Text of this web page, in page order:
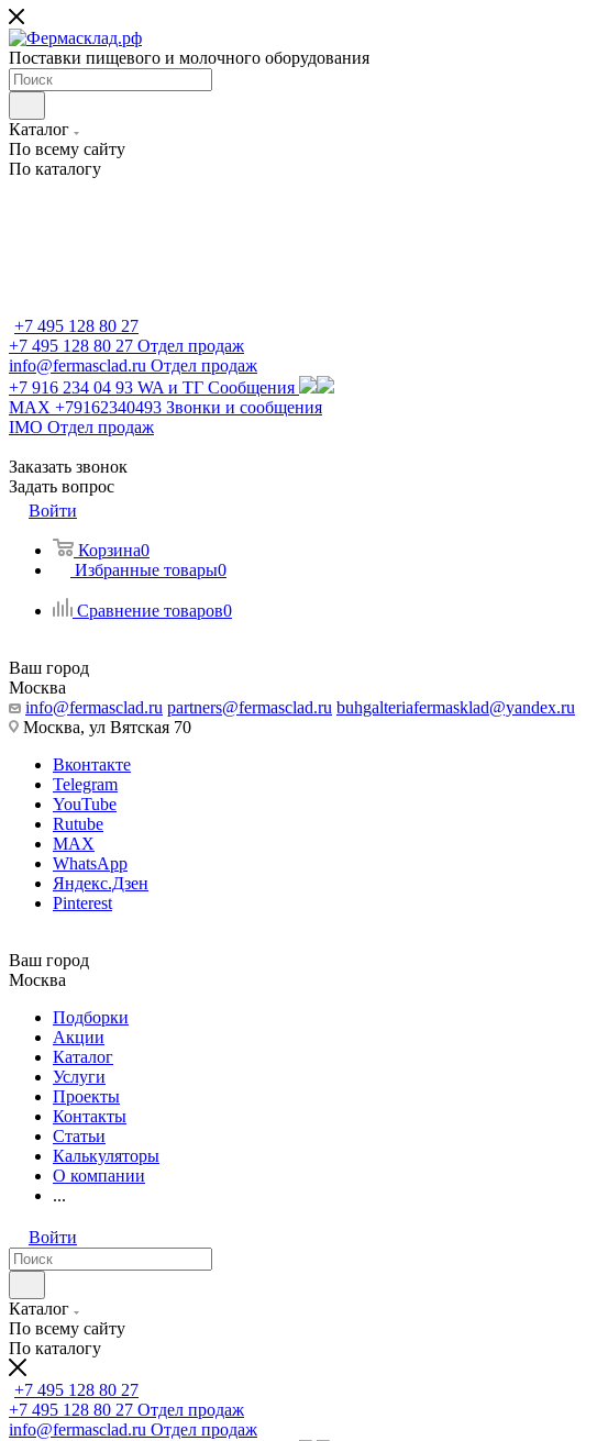
Поставки пищевого и молочного оборудования
Каталог
По всему сайту
По каталогу
+7 495 128 80 27
+7 495 128 80 27 Отдел продаж
info@fermasclad.ru Отдел продаж
+7 916 234 04 93 WA и ТГ Сообщения
MAX +79162340493 Звонки и сообщения
IMO Отдел продаж
Заказать звонок
Задать вопрос
Войти
Корзина0
Избранные товары0
Сравнение товаров0
Ваш город
Москва
info@fermasclad.ru partners@fermasclad.ru buhgalteriafermasklad@yandex.ru
Москва, ул Вятская 70
Вконтакте
Telegram
YouTube
Rutube
MAX
WhatsApp
Яндекс.Дзен
Pinterest
Ваш город
Москва
Подборки
Акции
Каталог
Услуги
Проекты
Контакты
Статьи
Калькуляторы
О компании
...
Войти
Каталог
По всему сайту
По каталогу
+7 495 128 80 27
+7 495 128 80 27 Отдел продаж
info@fermasclad.ru Отдел продаж